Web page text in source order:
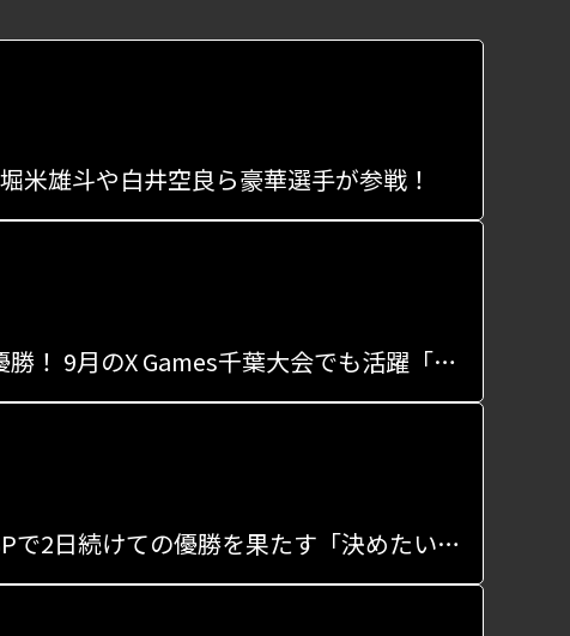
米雄斗や白井空良ら豪華選手が参戦！
日本スケートボード選手権、男子パークは猪又湊哉が初優勝！ 9月のX Games千葉大会でも活躍「嬉しい」
「FLAKE CUP 2024 U15 Street」は八島璃央が優勝、LUSPで2日続けての優勝を果たす「決めたい技を決められた」